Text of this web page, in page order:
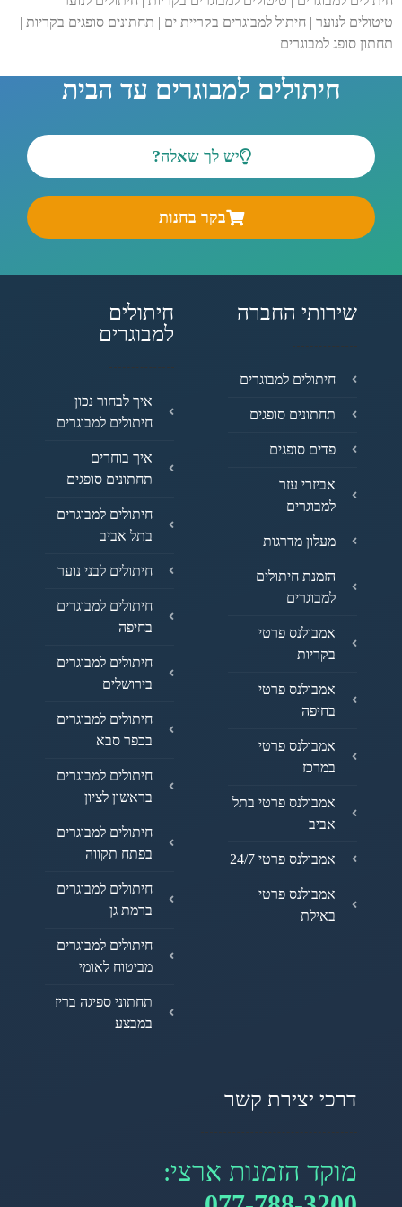
טיטולים לנוער | חיתול למבוגרים בקריית ים | תחתונים סופגים בקריות |
תחתון סופג למבוגרים
חיתולים למבוגרים עד הבית
יש לך שאלה?
בקר בחנות
שירותי החברה
חיתולים למבוגרים
תחתונים סופגים
פדים סופגים
אביזרי עזר
למבוגרים
מעלון מדרגות
הזמנת חיתולים
למבוגרים
אמבולנס פרטי
בקריות
אמבולנס פרטי
בחיפה
אמבולנס פרטי
במרכז
אמבולנס פרטי בתל
אביב
אמבולנס פרטי 24/7
אמבולנס פרטי
באילת
חיתולים
למבוגרים
איך לבחור נכון
חיתולים למבוגרים
איך בוחרים
תחתונים סופגים
חיתולים למבוגרים
בתל אביב
חיתולים לבני נוער
חיתולים למבוגרים
בחיפה
חיתולים למבוגרים
בירושלים
חיתולים למבוגרים
בכפר סבא
חיתולים למבוגרים
בראשון לציון
חיתולים למבוגרים
בפתח תקווה
חיתולים למבוגרים
ברמת גן
חיתולים למבוגרים
מביטוח לאומי
תחתוני ספיגה בריז
במבצע
דרכי יצירת קשר
מוקד הזמנות ארצי: